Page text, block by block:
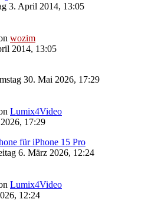
3. April 2014, 13:05
wozim
2014, 13:05
30. Mai 2026, 17:29
Lumix4Video
17:29
für iPhone 15 Pro
6. März 2026, 12:24
Lumix4Video
12:24